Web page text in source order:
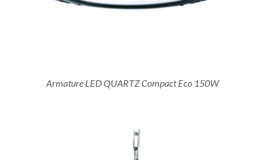
Armature LED QUARTZ Compact Eco 150W